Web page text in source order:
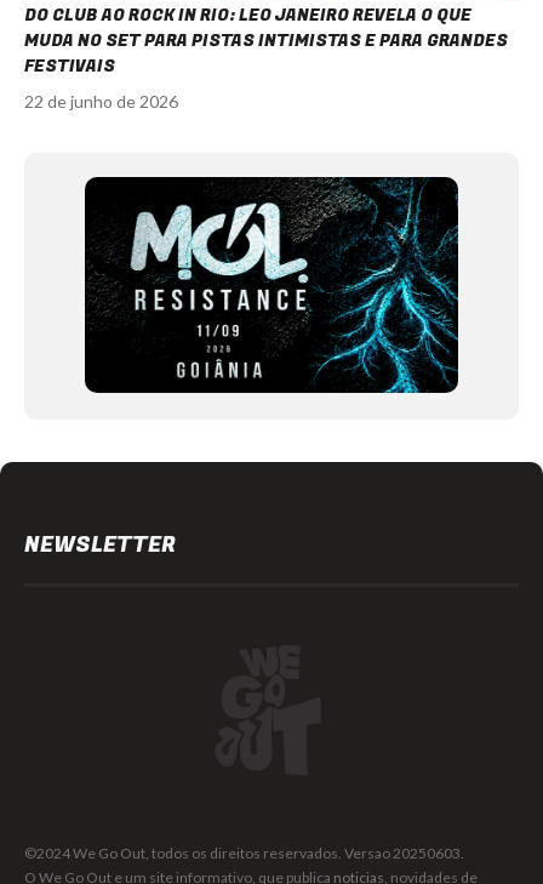
DO CLUB AO ROCK IN RIO: LEO JANEIRO REVELA O QUE
MUDA NO SET PARA PISTAS INTIMISTAS E PARA GRANDES
FESTIVAIS
22 de junho de 2026
NEWSLETTER
©2024 We Go Out, todos os direitos reservados. Versao 20250603.
O We Go Out e um site informativo, que publica noticias, novidades de